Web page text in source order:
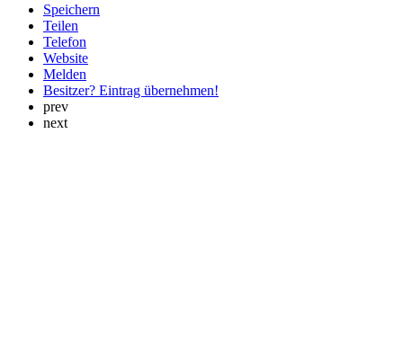
Speichern
Teilen
Telefon
Website
Melden
Besitzer? Eintrag übernehmen!
prev
next